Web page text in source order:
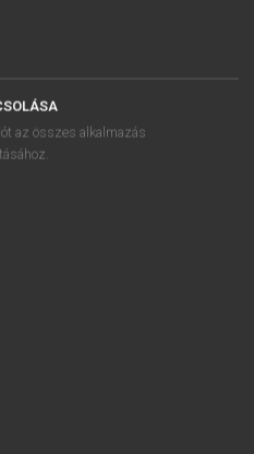
APPLIKÁCIÓ
az összes alkalmazás